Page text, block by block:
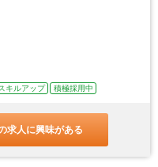
キルアップ 積極採用中
求人に興味がある